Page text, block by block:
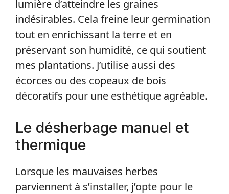
lumière d’atteindre les graines
indésirables. Cela freine leur germination
tout en enrichissant la terre et en
préservant son humidité, ce qui soutient
mes plantations. J’utilise aussi des
écorces ou des copeaux de bois
décoratifs pour une esthétique agréable.
Le désherbage manuel et
thermique
Lorsque les mauvaises herbes
parviennent à s’installer, j’opte pour le